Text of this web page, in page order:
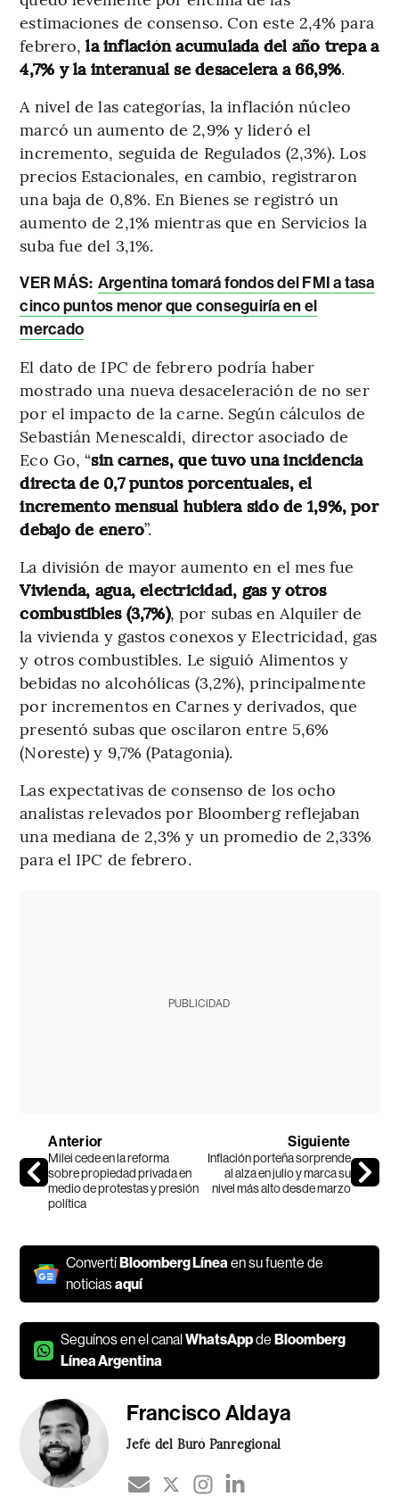
estimaciones de consenso. Con este 2,4% para
febrero,la inflación acumulada del año trepa a
4,7% y la interanual se desacelera a 66,9%.
A nivel de las categorías, la inflación núcleo
marcó un aumento de 2,9% y lideró el
incremento, seguida de Regulados (2,3%). Los
precios Estacionales, en cambio, registraron
una baja de 0,8%. En Bienes se registró un
aumento de 2,1% mientras que en Servicios la
suba fue del 3,1%.
VER MÁS: Argentina tomará fondos del FMI a tasa
cinco puntos menor que conseguiría en el
mercado
El dato de IPC de febrero podría haber
mostrado una nueva desaceleración de no ser
por el impacto de la carne. Según cálculos de
Sebastián Menescaldi, director asociado de
Eco Go, “sin carnes, que tuvo una incidencia
directa de 0,7 puntos porcentuales, el
incremento mensual hubiera sido de 1,9%, por
debajo de enero”.
La división de mayor aumento en el mes fue
Vivienda, agua, electricidad, gas y otros
combustibles (3,7%), por subas en Alquiler de
la vivienda y gastos conexos y Electricidad, gas
y otros combustibles. Le siguió Alimentos y
bebidas no alcohólicas (3,2%), principalmente
por incrementos en Carnes y derivados, que
presentó subas que oscilaron entre 5,6%
(Noreste) y 9,7% (Patagonia).
Las expectativas de consenso de los ocho
analistas relevados por Bloomberg reflejaban
una mediana de 2,3% y un promedio de 2,33%
para el IPC de febrero.
PUBLICIDAD
Anterior
Milei cede en la reforma
sobre propiedad privada en
medio de protestas y presión
política
Siguiente
Inflación porteña sorprende
al alza en julio y marca su
nivel más alto desde marzo
ConvertíBloomberg Líneaen su fuente de
noticiasaquí
Seguínos en el canalWhatsAppdeBloomberg
Línea Argentina
Francisco Aldaya
Jefé del Buró Panregional